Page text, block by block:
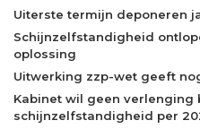
Uiterste termijn deponeren
Schijnzelfstandigheid
oplossing
Uitwerking zzp-wet geeft
Kabinet wil geen verlenging
schijnzelfstandigheid per